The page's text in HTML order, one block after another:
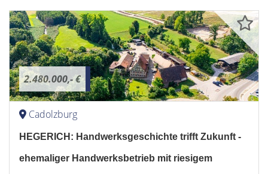
2.480.000,- €
Cadolzburg
HEGERICH: Handwerksgeschichte trifft Zukunft -
ehemaliger Handwerksbetrieb mit riesigem